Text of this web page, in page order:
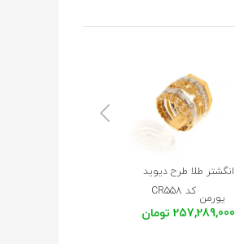
★ ★
★ ★ ★
انگشتر طلا طرح دیوید
یورمن
کد CR558
257,289,000 تومان